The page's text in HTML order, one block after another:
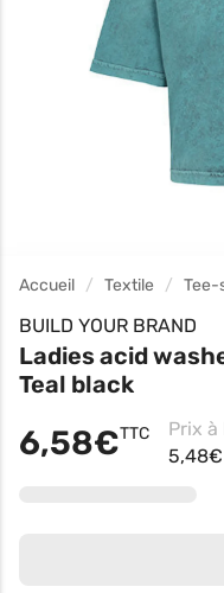
Accueil Textile Tee-
BUILD YOUR BRAND
Ladies acid
Teal black
6,58€TTC
5,48€